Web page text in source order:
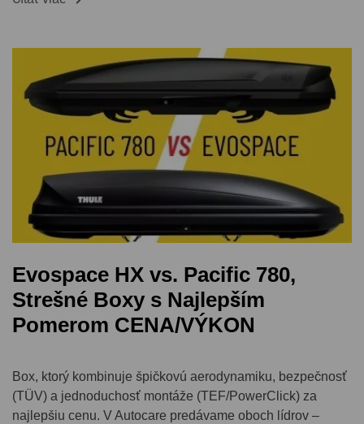
Evospace HX vs. Pacific 780,
Strešné Boxy s Najlepším
Pomerom CENA/VÝKON
Box, ktorý kombinuje špičkovú aerodynamiku, bezpečnosť
(TÜV) a jednoduchosť montáže (TEF/PowerClick) za
najlepšiu cenu. V Autocare predávame oboch lídrov –